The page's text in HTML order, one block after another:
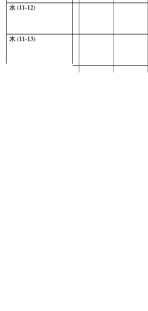
水 (11-12)
木 (11-13)